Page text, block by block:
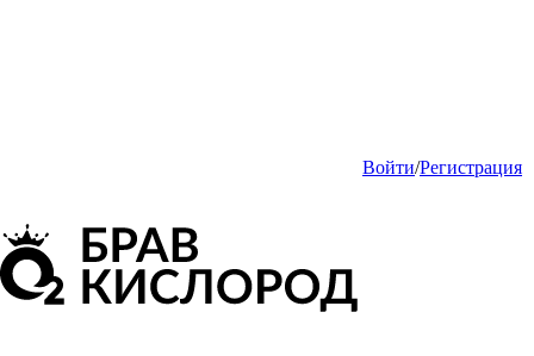
Войти/Регистрация